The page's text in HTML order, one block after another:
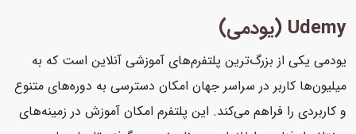
Udemy (یودمی)
یودمی یکی از بزرگ‌ترین پلتفرم‌های آموزشی آنلاین است که به
میلیون‌ها کاربر در سراسر جهان امکان دسترسی به دوره‌های متنوع
و کاربردی را فراهم می‌کند. این پلتفرم امکان آموزش در زمینه‌های